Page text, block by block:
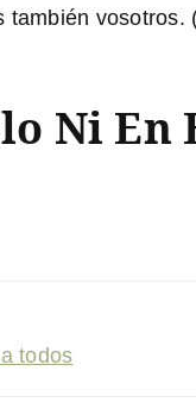
vosotros.
Ni En
todos